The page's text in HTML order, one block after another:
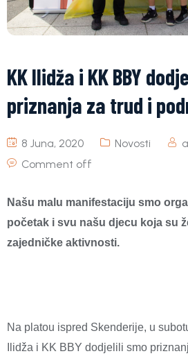
KK Ilidža i KK BBY
priznanja za trud i
8 Juna, 2020 Novosti
Comment off
Našu malu manifestaciju smo
početak i svu našu djecu koja su
zajedničke aktivnosti.
Na platou ispred Skenderije, u
Ilidža i KK BBY dodjelili smo